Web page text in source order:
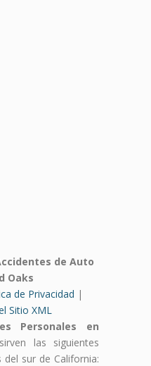
de Auto
Oaks
de Privacidad |
Sitio XML
Personales en
las siguientes
del sur de California: